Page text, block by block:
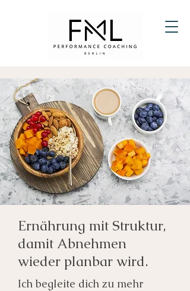
Ernährung mit Struktur,
damit Abnehmen
wieder planbar wird.
Ich begleite dich zu mehr